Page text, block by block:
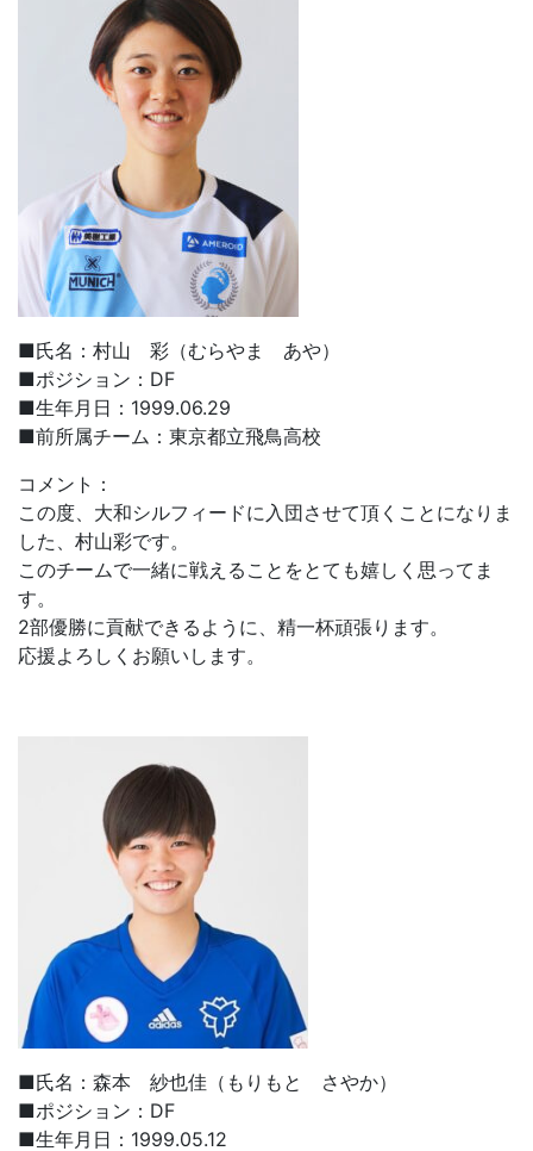
■氏名：村山 彩（むらやま あや）
■ポジション：DF
■生年月日：1999.06.29
■前所属チーム：東京都立飛鳥高校
コメント：
この度、大和シルフィードに入団させて頂くことになりま
した、村山彩です。
このチームで一緒に戦えることをとても嬉しく思ってま
す。
2部優勝に貢献できるように、精一杯頑張ります。
応援よろしくお願いします。
■氏名：森本 紗也佳（もりもと さやか）
■ポジション：DF
■生年月日：1999.05.12